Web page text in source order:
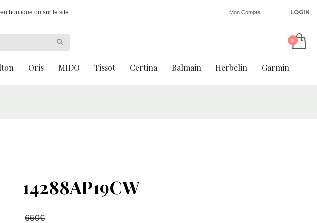
boutique ou sur le site Mon Compte LOGIN
Oris MIDO Tissot Certina Balmain Herbelin
Garmin
14288AP19CW
650€